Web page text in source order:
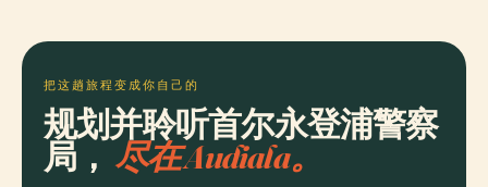
把这趟旅程变成你自己的
规划并聆听首尔永登浦警察
局， 尽在 Audiala。